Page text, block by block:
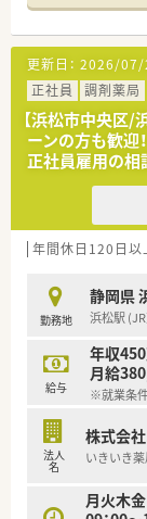
【店舗情報
■積志駅か
ら内科や
ています。
■1日の処
人ひとり
です。
■精神科や
め、調剤ス
環境です。
【募集背景
■将来的な
ています。
■1人薬剤
方を募集
です。
■現在は
実務経験
ます。
【求人情報
■正社員
■年間休
更新日： 2026/07/
正社員
調剤薬局
【浜松市中央区
ーンの方も歓
正社員雇用の
年間休日120日以
勤務地
静岡県
浜松駅
給与
年収
月給
※就業条件
法人
名
株式会
いきいき薬
月火木金